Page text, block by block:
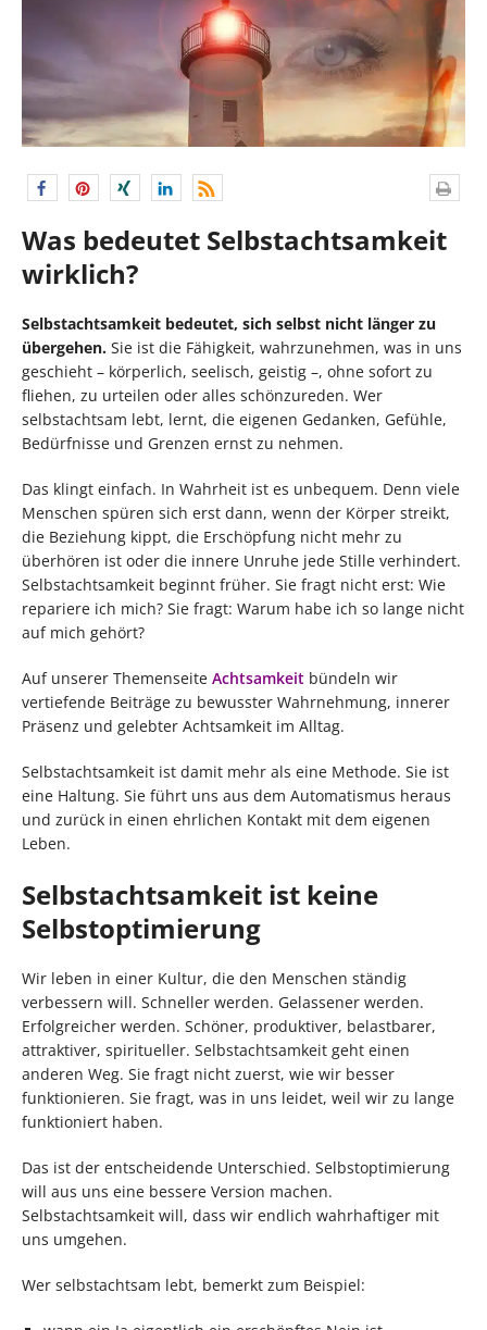
Was bedeutet Selbstachtsamkeit
wirklich?
Selbstachtsamkeit bedeutet, sich selbst nicht länger zu
übergehen. Sie ist die Fähigkeit, wahrzunehmen, was in uns
geschieht – körperlich, seelisch, geistig –, ohne sofort zu
fliehen, zu urteilen oder alles schönzureden. Wer
selbstachtsam lebt, lernt, die eigenen Gedanken, Gefühle,
Bedürfnisse und Grenzen ernst zu nehmen.
Das klingt einfach. In Wahrheit ist es unbequem. Denn viele
Menschen spüren sich erst dann, wenn der Körper streikt,
die Beziehung kippt, die Erschöpfung nicht mehr zu
überhören ist oder die innere Unruhe jede Stille verhindert.
Selbstachtsamkeit beginnt früher. Sie fragt nicht erst: Wie
repariere ich mich? Sie fragt: Warum habe ich so lange nicht
auf mich gehört?
Auf unserer Themenseite Achtsamkeit bündeln wir
vertiefende Beiträge zu bewusster Wahrnehmung, innerer
Präsenz und gelebter Achtsamkeit im Alltag.
Selbstachtsamkeit ist damit mehr als eine Methode. Sie ist
eine Haltung. Sie führt uns aus dem Automatismus heraus
und zurück in einen ehrlichen Kontakt mit dem eigenen
Leben.
Selbstachtsamkeit ist keine
Selbstoptimierung
Wir leben in einer Kultur, die den Menschen ständig
verbessern will. Schneller werden. Gelassener werden.
Erfolgreicher werden. Schöner, produktiver, belastbarer,
attraktiver, spiritueller. Selbstachtsamkeit geht einen
anderen Weg. Sie fragt nicht zuerst, wie wir besser
funktionieren. Sie fragt, was in uns leidet, weil wir zu lange
funktioniert haben.
Das ist der entscheidende Unterschied. Selbstoptimierung
will aus uns eine bessere Version machen.
Selbstachtsamkeit will, dass wir endlich wahrhaftiger mit
uns umgehen.
Wer selbstachtsam lebt, bemerkt zum Beispiel: